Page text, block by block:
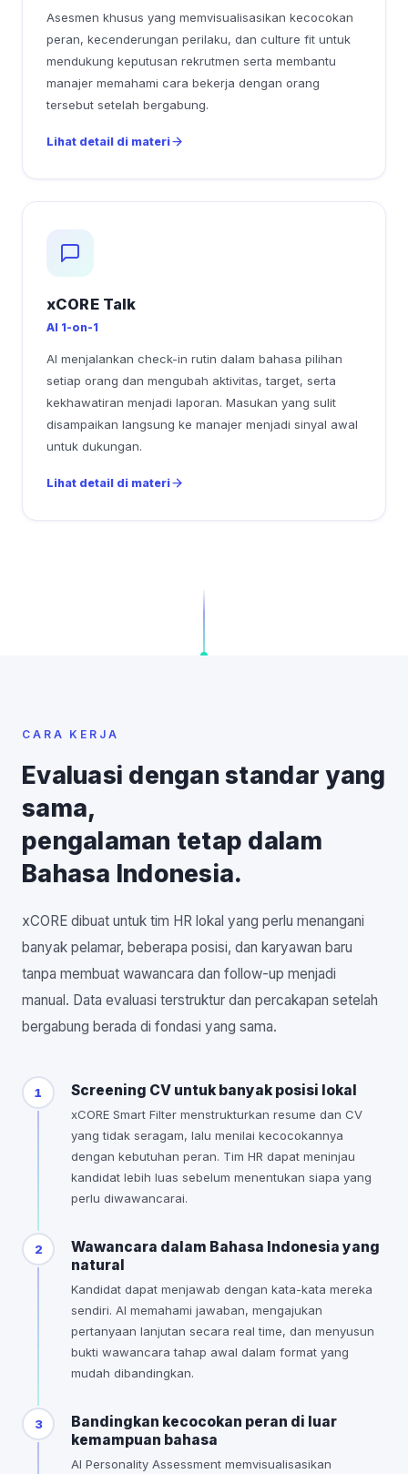
Asesmen khusus yang memvisualisasikan kecocokan
peran, kecenderungan perilaku, dan culture fit untuk
mendukung keputusan rekrutmen serta membantu
manajer memahami cara bekerja dengan orang
tersebut setelah bergabung.
Lihat detail di materi
xCORE Talk
AI 1-on-1
AI menjalankan check-in rutin dalam bahasa pilihan
setiap orang dan mengubah aktivitas, target, serta
kekhawatiran menjadi laporan. Masukan yang sulit
disampaikan langsung ke manajer menjadi sinyal awal
untuk dukungan.
Lihat detail di materi
CARA KERJA
Evaluasi dengan standar yang
sama,
pengalaman tetap dalam
Bahasa Indonesia.
xCORE dibuat untuk tim HR lokal yang perlu menangani
banyak pelamar, beberapa posisi, dan karyawan baru
tanpa membuat wawancara dan follow-up menjadi
manual. Data evaluasi terstruktur dan percakapan setelah
bergabung berada di fondasi yang sama.
1 Screening CV untuk banyak posisi lokal
xCORE Smart Filter menstrukturkan resume dan CV
yang tidak seragam, lalu menilai kecocokannya
dengan kebutuhan peran. Tim HR dapat meninjau
kandidat lebih luas sebelum menentukan siapa yang
perlu diwawancarai.
2
Wawancara dalam Bahasa Indonesia yang
natural
Kandidat dapat menjawab dengan kata-kata mereka
sendiri. AI memahami jawaban, mengajukan
pertanyaan lanjutan secara real time, dan menyusun
bukti wawancara tahap awal dalam format yang
mudah dibandingkan.
3
Bandingkan kecocokan peran di luar
kemampuan bahasa
AI Personality Assessment memvisualisasikan